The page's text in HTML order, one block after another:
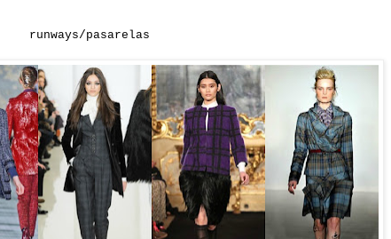
runways/pasarelas